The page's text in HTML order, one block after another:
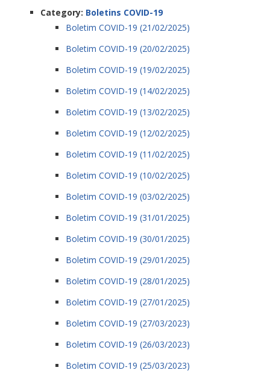
Category: Boletins COVID-19
Boletim COVID-19 (21/02/2025)
Boletim COVID-19 (20/02/2025)
Boletim COVID-19 (19/02/2025)
Boletim COVID-19 (14/02/2025)
Boletim COVID-19 (13/02/2025)
Boletim COVID-19 (12/02/2025)
Boletim COVID-19 (11/02/2025)
Boletim COVID-19 (10/02/2025)
Boletim COVID-19 (03/02/2025)
Boletim COVID-19 (31/01/2025)
Boletim COVID-19 (30/01/2025)
Boletim COVID-19 (29/01/2025)
Boletim COVID-19 (28/01/2025)
Boletim COVID-19 (27/01/2025)
Boletim COVID-19 (27/03/2023)
Boletim COVID-19 (26/03/2023)
Boletim COVID-19 (25/03/2023)